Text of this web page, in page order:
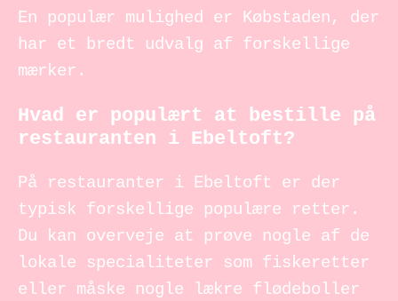
En populær mulighed er Købstaden, der
har et bredt udvalg af forskellige
mærker.
Hvad er populært at bestille på
restauranten i Ebeltoft?
På restauranter i Ebeltoft er der
typisk forskellige populære retter.
Du kan overveje at prøve nogle af de
lokale specialiteter som fiskeretter
eller måske nogle lækre flødeboller